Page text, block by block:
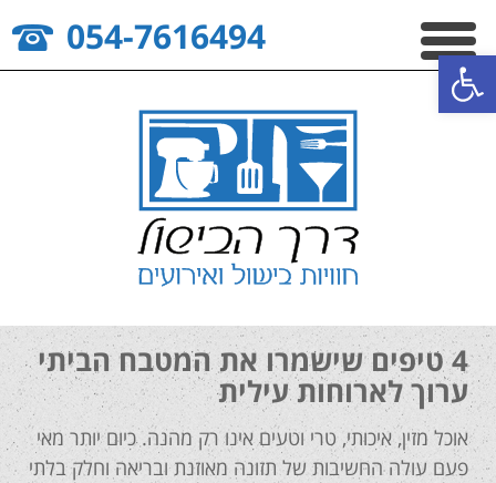
פתח סרגל נגישות
054-7616494
4 טיפים שישמרו את המטבח הביתי
ערוך לארוחות עילית
אוכל מזין, איכותי, טרי וטעים אינו רק מהנה. כיום יותר מאי
פעם עולה החשיבות של תזונה מאוזנת ובריאה וחלק בלתי